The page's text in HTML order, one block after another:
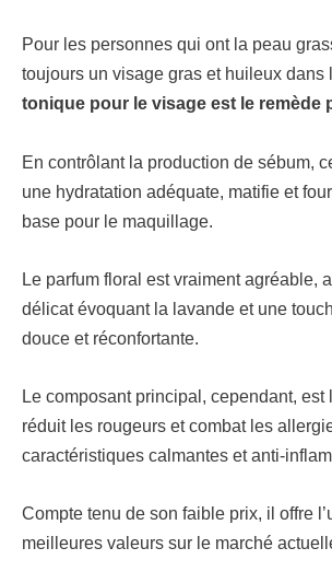
Pour les personnes qui ont la peau
toujours un visage gras et huileux dans
tonique pour le visage est le remède
En contrôlant la production de sébum,
une hydratation adéquate, matifie et
base pour le maquillage.
Le parfum floral est vraiment agréable,
délicat évoquant la lavande et une
douce et réconfortante.
Le composant principal, cependant, est
réduit les rougeurs et combat les
caractéristiques calmantes et anti-
Compte tenu de son faible prix, il offre
meilleures valeurs sur le marché